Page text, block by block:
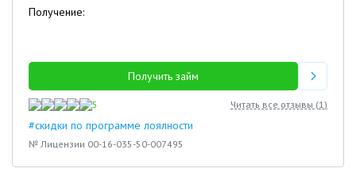
Получение:
Получить займ
5 Читать все отзывы (1)
#скидки по программе лоялности
№ Лицензии 00-16-035-50-007495